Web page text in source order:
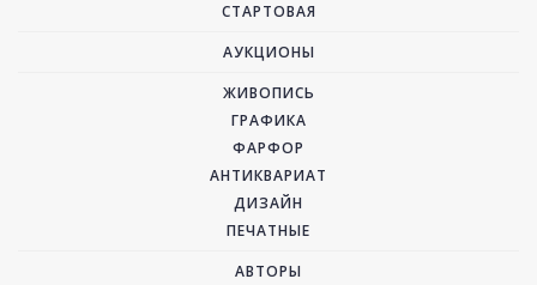
СТАРТОВАЯ
АУКЦИОНЫ
ЖИВОПИСЬ
ГРАФИКА
ФАРФОР
АНТИКВАРИАТ
ДИЗАЙН
ПЕЧАТНЫЕ
АВТОРЫ